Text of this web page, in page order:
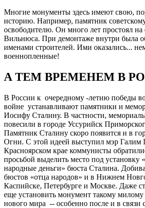
Многие монументы здесь имеют свою,
историю. Например, памятник
освободителю. Он много лет простоял
Вильнюса. При демонтаже внутри была
именами строителей. Ими оказались...
военнопленные!
А ТЕМ ВРЕМЕНЕМ В
В России к очередному -летию победы
войне устанавливают памятники и
Иосифу Сталину. В частности,
повесили в городе Уссурийск
Памятник Сталину скоро появится и в
Огни. С этой идеей выступил мэр Галим
Красноярском крае коммунисты
просьбой выделить место под установку
народные деньги» бюста Сталина.
бюстов «отца народов» и в Нижнем
Каспийске, Петербурге и Москве. Даже
еще установить монумент такому
нового мира -- особенно после и в связи